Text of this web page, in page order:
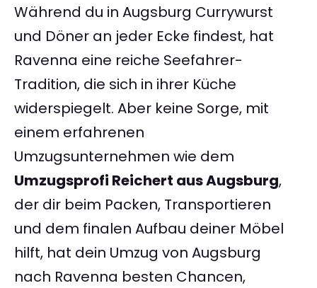
Während du in Augsburg Currywurst
und Döner an jeder Ecke findest, hat
Ravenna eine reiche Seefahrer-
Tradition, die sich in ihrer Küche
widerspiegelt. Aber keine Sorge, mit
einem erfahrenen
Umzugsunternehmen wie dem
Umzugsprofi Reichert aus Augsburg,
der dir beim Packen, Transportieren
und dem finalen Aufbau deiner Möbel
hilft, hat dein Umzug von Augsburg
nach Ravenna besten Chancen,